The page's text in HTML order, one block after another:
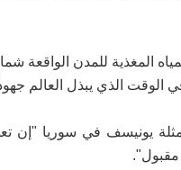
المغذية للمدن الواقعة
الذي يبذل العالم
إكويزا، ممثلة يونيسف في